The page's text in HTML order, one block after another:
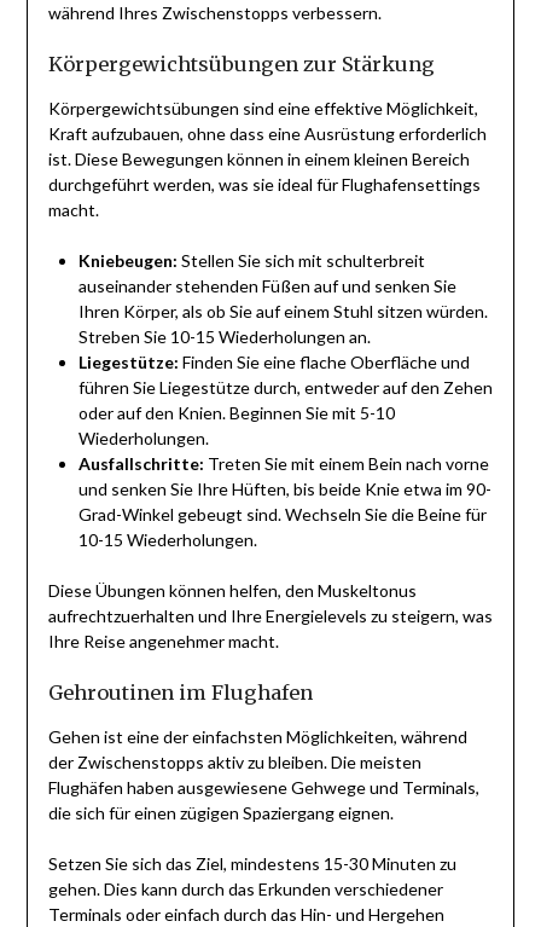
während Ihres Zwischenstopps verbessern.
Körpergewichtsübungen zur Stärkung
Körpergewichtsübungen sind eine effektive Möglichkeit,
Kraft aufzubauen, ohne dass eine Ausrüstung erforderlich
ist. Diese Bewegungen können in einem kleinen Bereich
durchgeführt werden, was sie ideal für Flughafensettings
macht.
Kniebeugen: Stellen Sie sich mit schulterbreit
auseinander stehenden Füßen auf und senken Sie
Ihren Körper, als ob Sie auf einem Stuhl sitzen würden.
Streben Sie 10-15 Wiederholungen an.
Liegestütze: Finden Sie eine flache Oberfläche und
führen Sie Liegestütze durch, entweder auf den Zehen
oder auf den Knien. Beginnen Sie mit 5-10
Wiederholungen.
Ausfallschritte: Treten Sie mit einem Bein nach vorne
und senken Sie Ihre Hüften, bis beide Knie etwa im 90-
Grad-Winkel gebeugt sind. Wechseln Sie die Beine für
10-15 Wiederholungen.
Diese Übungen können helfen, den Muskeltonus
aufrechtzuerhalten und Ihre Energielevels zu steigern, was
Ihre Reise angenehmer macht.
Gehroutinen im Flughafen
Gehen ist eine der einfachsten Möglichkeiten, während
der Zwischenstopps aktiv zu bleiben. Die meisten
Flughäfen haben ausgewiesene Gehwege und Terminals,
die sich für einen zügigen Spaziergang eignen.
Setzen Sie sich das Ziel, mindestens 15-30 Minuten zu
gehen. Dies kann durch das Erkunden verschiedener
Terminals oder einfach durch das Hin- und Hergehen